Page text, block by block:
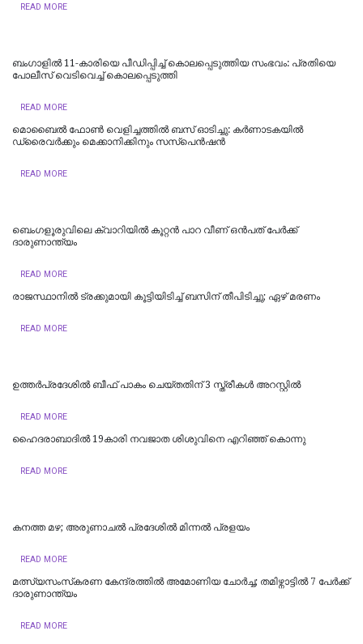
READ MORE
ബംഗാളിൽ 11-കാരിയെ പീഡിപ്പിച്ച് കൊലപ്പെടുത്തിയ സംഭവം: പ്രതിയെ
പോലീസ് വെടിവെച്ച് കൊലപ്പെടുത്തി
READ MORE
മൊബൈൽ ഫോൺ വെളിച്ചത്തിൽ ബസ് ഓടിച്ചു: കർണാടകയിൽ
ഡ്രൈവർക്കും മെക്കാനിക്കിനും സസ്പെൻഷൻ
READ MORE
ബെംഗളൂരുവിലെ ക്വാറിയിൽ കൂറ്റൻ പാറ വീണ് ഒൻപത് പേർക്ക്
ദാരുണാന്ത്യം
READ MORE
രാജസ്ഥാനില്‍ ട്രക്കുമായി കൂട്ടിയിടിച്ച് ബസിന് തീപിടിച്ചു; ഏഴ് മരണം
READ MORE
ഉത്തര്‍പ്രദേശില്‍ ബീഫ് പാകം ചെയ്തതിന് 3 സ്ത്രീകള്‍ അറസ്റ്റില്‍
READ MORE
ഹൈദരാബാദില്‍ 19കാരി നവജാത ശിശുവിനെ എറിഞ്ഞ് കൊന്നു
READ MORE
കനത്ത മഴ; അരുണാചൽ പ്രദേശിൽ മിന്നൽ പ്രളയം
READ MORE
മത്സ്യസംസ്‌കരണ കേന്ദ്രത്തിൽ അമോണിയ ചോർച്ച; തമിഴ്നാട്ടിൽ 7 പേർക്ക്
ദാരുണാന്ത്യം ‌‌
READ MORE